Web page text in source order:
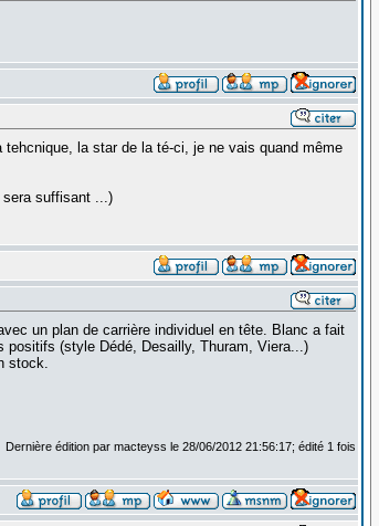
la star de la té-ci, je ne vais quand même
sera suffisant ...)
un plan de carrière individuel en tête. Blanc a fait
positifs (style Dédé, Desailly, Thuram, Viera...)
stock.
Dernière édition par macteyss le 28/06/2012 21:56:17; édité 1 fois